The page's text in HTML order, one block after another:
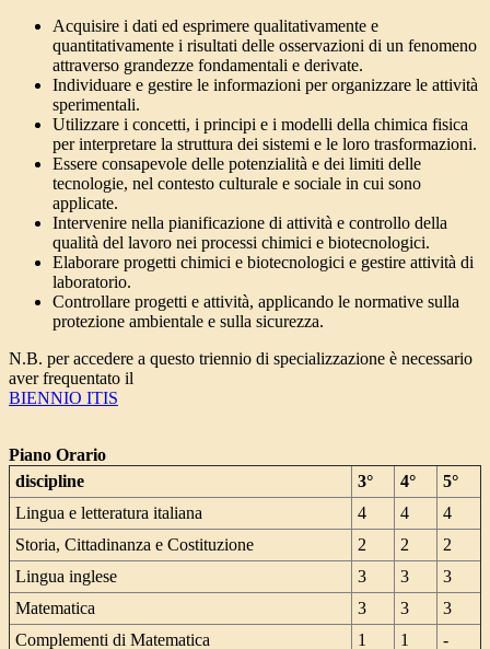
Acquisire i dati ed esprimere qualitativamente e
quantitativamente i risultati delle osservazioni di un fenomeno
attraverso grandezze fondamentali e derivate.
Individuare e gestire le informazioni per organizzare le attività
sperimentali.
Utilizzare i concetti, i principi e i modelli della chimica fisica
per interpretare la struttura dei sistemi e le loro trasformazioni.
Essere consapevole delle potenzialità e dei limiti delle
tecnologie, nel contesto culturale e sociale in cui sono
applicate.
Intervenire nella pianificazione di attività e controllo della
qualità del lavoro nei processi chimici e biotecnologici.
Elaborare progetti chimici e biotecnologici e gestire attività di
laboratorio.
Controllare progetti e attività, applicando le normative sulla
protezione ambientale e sulla sicurezza.
N.B. per accedere a questo triennio di specializzazione è necessario
aver frequentato il
BIENNIO ITIS
Piano Orario
discipline
3° 4°
5°
Lingua e letteratura italiana
4 4
4
Storia, Cittadinanza e Costituzione
2 2
2
Lingua inglese
3 3
3
Matematica
3 3
3
Complementi di Matematica
1 1 -